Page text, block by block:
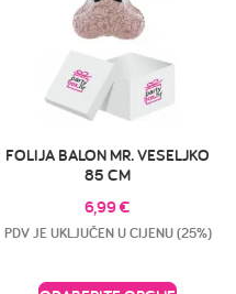
FOLIJA BALON MR. VESELJKO
85 CM
6,99€
PDV JE UKLJUČEN U CIJENU (25%)